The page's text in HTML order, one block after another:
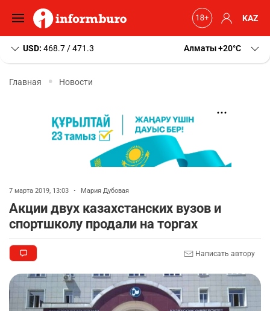
KAZ
USD: 468.7 / 471.3 Алматы+20 C
Главная Новости
7 марта 2019, 13:03 • Мария Дубовая
Акции двух казахстанских вузов и
спортшколу продали на торгах
Написать автору